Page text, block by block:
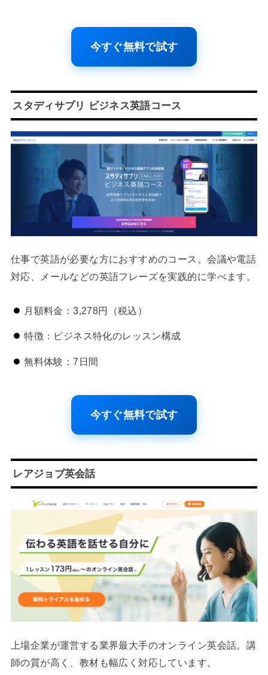
今すぐ無料で試す
スタディサプリ ビジネス英語コース
仕事で英語が必要な方におすすめのコース。会議や電話
対応、メールなどの英語フレーズを実践的に学べます。
月額料金：3,278円（税込）
特徴：ビジネス特化のレッスン構成
無料体験：7日間
今すぐ無料で試す
レアジョブ英会話
上場企業が運営する業界最大手のオンライン英会話。講
師の質が高く、教材も幅広く対応しています。